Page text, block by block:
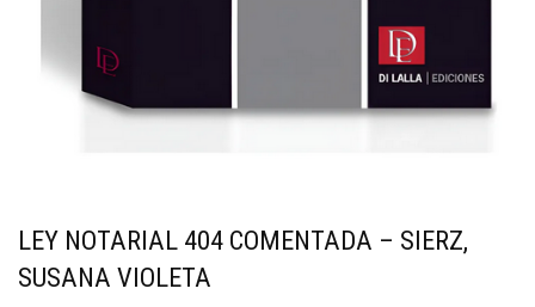
LEY NOTARIAL 404 COMENTADA – SIERZ,
SUSANA VIOLETA